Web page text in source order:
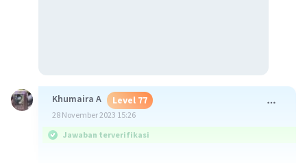
Khumaira A Level 77
28 November 2023 15:26
Jawaban terverifikasi